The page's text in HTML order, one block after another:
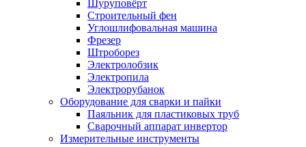
Шуруповёрт
Строительный фен
Углошлифовальная машина
Фрезер
Штроборез
Электролобзик
Электропила
Электрорубанок
Оборудование для сварки и пайки
Паяльник для пластиковых труб
Сварочный аппарат инвертор
Измерительные инструменты